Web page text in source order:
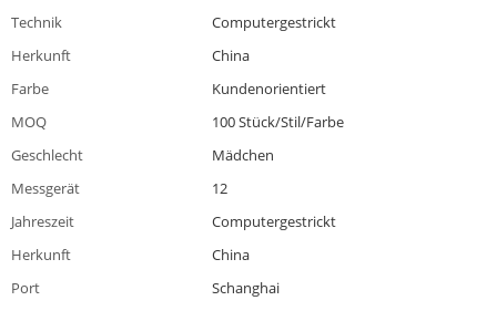
Technik
Computergestrickt
Herkunft
China
Farbe
Kundenorientiert
MOQ
100 Stück/Stil/Farbe
Geschlecht
Mädchen
Messgerät
12
Jahreszeit
Computergestrickt
Herkunft
China
Port
Schanghai